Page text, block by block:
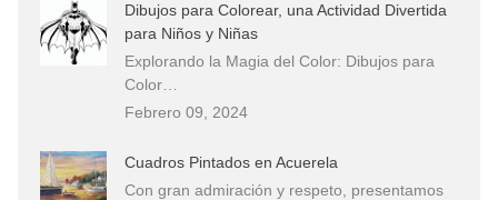
Dibujos para Colorear, una Actividad Divertida
para Niños y Niñas
Explorando la Magia del Color: Dibujos para
Color…
Febrero 09, 2024
Cuadros Pintados en Acuerela
Con gran admiración y respeto, presentamos